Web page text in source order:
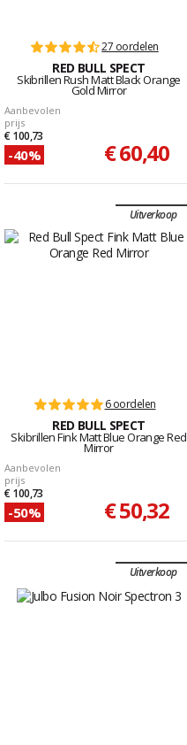
27 oordelen
RED BULL SPECT
Skibrillen Rush Matt Black Orange
Gold Mirror
Aanbevolen
prijs
€ 100,73
-40% € 60,40
Uitverkoop
6 oordelen
RED BULL SPECT
Skibrillen Fink Matt Blue Orange Red
Mirror
Aanbevolen
prijs
€ 100,73
-50% € 50,32
Uitverkoop